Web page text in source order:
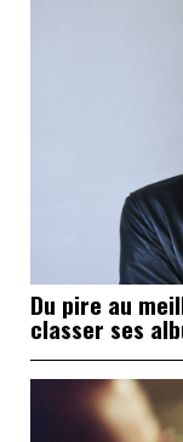
Du pire au
classer ses